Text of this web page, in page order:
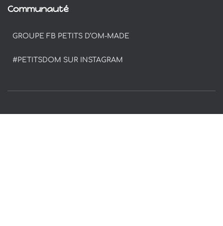
Communauté
GROUPE FB PETITS D’OM-MADE
#PETITSDOM SUR INSTAGRAM